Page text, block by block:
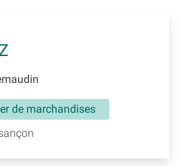
de marchandises